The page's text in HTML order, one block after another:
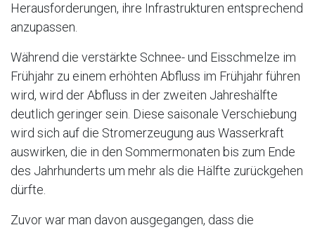
Herausforderungen, ihre Infrastrukturen entsprechend
anzupassen.
Während die verstärkte Schnee- und Eisschmelze im
Frühjahr zu einem erhöhten Abfluss im Frühjahr führen
wird, wird der Abfluss in der zweiten Jahreshälfte
deutlich geringer sein. Diese saisonale Verschiebung
wird sich auf die Stromerzeugung aus Wasserkraft
auswirken, die in den Sommermonaten bis zum Ende
des Jahrhunderts um mehr als die Hälfte zurückgehen
dürfte.
Zuvor war man davon ausgegangen, dass die